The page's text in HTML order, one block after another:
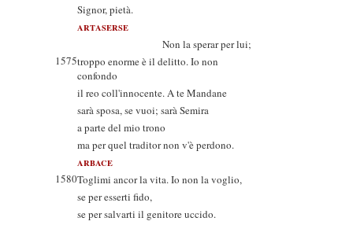
Signor, pietà.
ARTASERSE
Non la sperar per lui;
1575troppo enorme è il delitto. Io non
confondo
il reo coll'innocente. A te Mandane
sarà sposa, se vuoi; sarà Semira
a parte del mio trono
ma per quel traditor non v'è perdono.
ARBACE
1580Toglimi ancor la vita. Io non la voglio,
se per esserti fido,
se per salvarti il genitore uccido.